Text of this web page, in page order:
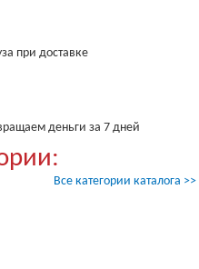
при доставке
деньги за 7 дней
Все категории каталога >>